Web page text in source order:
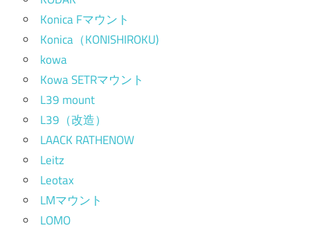
Konica Fマウント
Konica（KONISHIROKU)
kowa
Kowa SETRマウント
L39 mount
L39（改造）
LAACK RATHENOW
Leitz
Leotax
LMマウント
LOMO